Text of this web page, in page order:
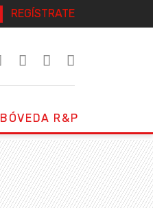
REGÍSTRATE
BÓVEDA R&P